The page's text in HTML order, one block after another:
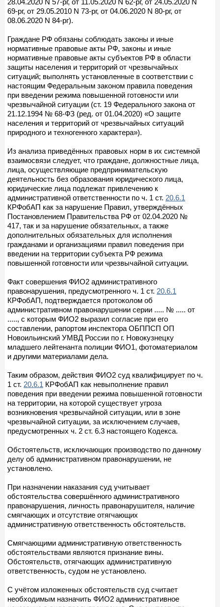
69-рг, от 29.05.2010 N 73-рг, от 04.06.2020 N 80-рг, от
08.06.2020 N 84-рг).
Граждане РФ обязаны соблюдать законы и иные
нормативные правовые акты РФ, законы и иные
нормативные правовые акты субъектов РФ в области
защиты населения и территорий от чрезвычайных
ситуаций; выполнять установленные в соответствии с
настоящим Федеральным законом правила поведения
при введении режима повышенной готовности или
чрезвычайной ситуации (ст. 19 Федерального закона от
21.12.1994 № 68-ФЗ (ред. от 01.04.2020) «О защите
населения и территорий от чрезвычайных ситуаций
природного и техногенного характера»).
Из анализа приведённых правовых норм в их системной
взаимосвязи следует, что граждане, должностные лица,
лица, осуществляющие предпринимательскую
деятельность без образования юридического лица,
юридические лица подлежат привлечению к
административной ответственности по ч. 1 ст. 20.6.1
КРФобАП как за нарушение Правил, утверждённых
Постановлением Правительства РФ от 02.04.2020 №
417, так и за нарушение обязательных, а также
дополнительных обязательных для исполнения
гражданами и организациями правил поведения при
введении на территории субъекта РФ режима
повышенной готовности или чрезвычайной ситуации.
Факт совершения ФИО2 административного
правонарушения, предусмотренного ч. 1 ст. 20.6.1
КРФобАП, подтверждается протоколом об
административном правонарушении серии ..... № ..... от
....., с которым ФИО2 выразил согласие при его
составлении, рапортом инспектора ОБППСП ОП
Новоильинский УМВД России по г. Новокузнецку
младшего лейтенанта полиции ФИО1, фотоматериалом
и другими материалами дела.
Таким образом, действия ФИО2 суд квалифицирует по ч.
1 ст. 20.6.1 КРФобАП как невыполнение правил
поведения при введении режима повышенной готовности
на территории, на которой существует угроза
возникновения чрезвычайной ситуации, или в зоне
чрезвычайной ситуации, за исключением случаев,
предусмотренных ч. 2 ст. 6.3 настоящего Кодекса.
Обстоятельств, исключающих производство по данному
делу об административном правонарушении, не
установлено.
При назначении наказания суд учитывает
обстоятельства совершённого административного
правонарушения, личность правонарушителя, наличие
смягчающих и отсутствие отягчающих
административную ответственность обстоятельств.
Смягчающими административную ответственность
обстоятельствами являются признание вины.
Обстоятельств, отягчающих административную
ответственность, судом не установлено.
С учётом изложенных обстоятельств суд считает
необходимым назначить ФИО2 административное